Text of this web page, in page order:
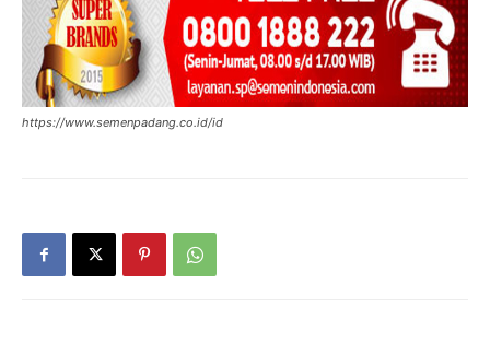
https://www.semenpadang.co.id/id